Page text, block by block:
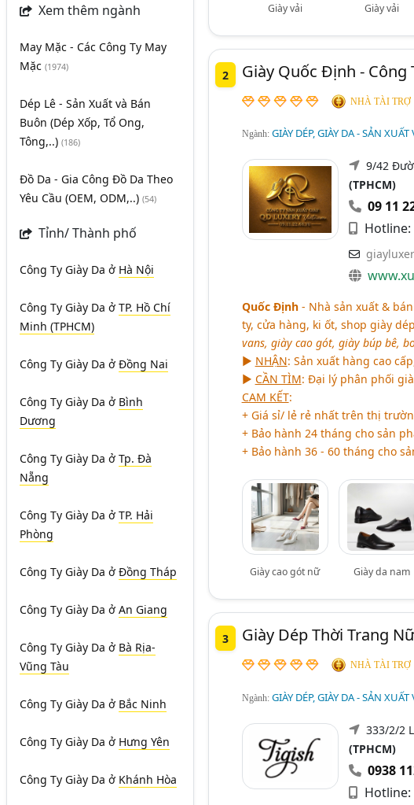
Xem thêm ngành
May Mặc - Các Công Ty May
Mặc (1974)
Dép Lê - Sản Xuất và Bán
Buôn (Dép Xốp, Tổ Ong,
Tông,..) (186)
Đồ Da - Gia Công Đồ Da Theo
Yêu Cầu (OEM, ODM,..) (54)
Tỉnh/ Thành phố
Công Ty Giày Da ở Hà Nội
Công Ty Giày Da ở TP. Hồ Chí
Minh (TPHCM)
Công Ty Giày Da ở Đồng Nai
Công Ty Giày Da ở Bình
Dương
Công Ty Giày Da ở Tp. Đà
Nẵng
Công Ty Giày Da ở TP. Hải
Phòng
Công Ty Giày Da ở Đồng Tháp
Công Ty Giày Da ở An Giang
Công Ty Giày Da ở Bà Rịa-
Vũng Tàu
Công Ty Giày Da ở Bắc Ninh
Công Ty Giày Da ở Hưng Yên
Công Ty Giày Da ở Khánh Hòa
Giày vải Giày vải
2 Giày Quốc Định - Công
NHÀ TÀI TRỢ
Ngành: GIÀY DÉP, GIÀY DA - SẢN
9/42
(TPHCM)
09 11
Hotline:
Quốc Định- Nhà sản xuất &
ty, cửa hàng, ki ốt, shop giày
vans, giày cao gót, giày búp bê,
► NHẬN: Sản xuất hàng cao
► CẦN TÌM: Đại lý phân phối
CAM KẾT:
+ Giá sỉ/ lẻ rẻ nhất trên thị
+ Bảo hành 24 tháng cho sản
+ Bảo hành 36 - 60 tháng cho
Giày cao gót nữ Giày da nam
3 Giày Dép Thời Trang
NHÀ TÀI TRỢ
Ngành: GIÀY DÉP, GIÀY DA - SẢN
333/2/2
(TPHCM)
0938
Hotline: